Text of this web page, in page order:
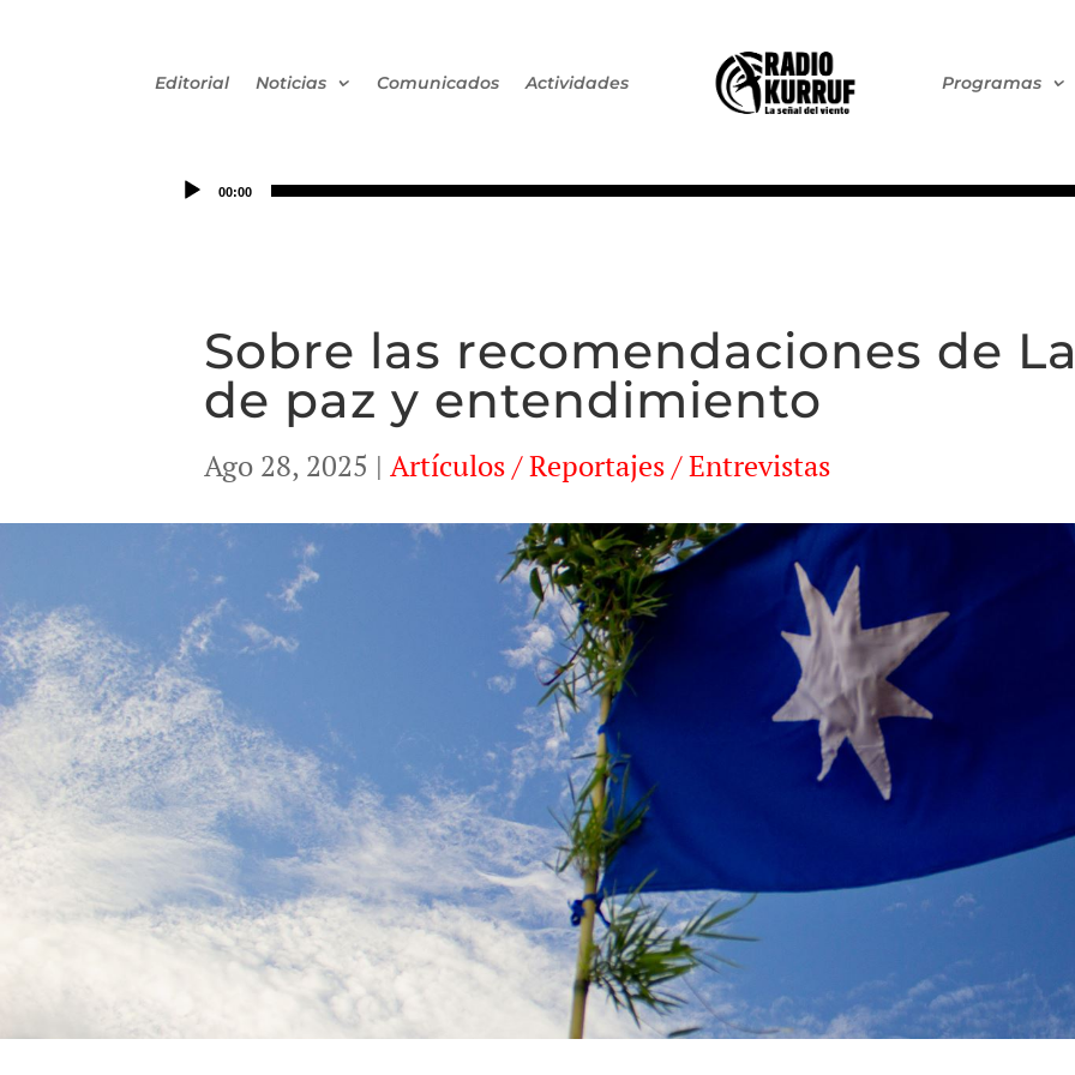
Editorial Noticias Comunicados Actividades Programas
00:00
Sobre las recomendaciones de
de paz y entendimiento
Ago 28, 2025 |Artículos / Reportajes / Entrevistas